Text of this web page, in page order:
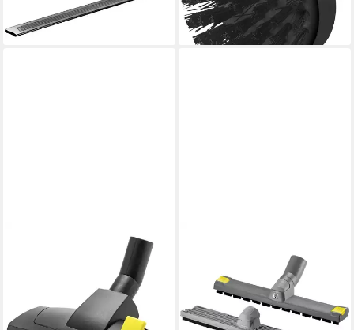
22,89 €
lieferbar - in 4-5 Werktagen bei dir
lieferbar - in 3-4 Werktagen bei dir
KÄRCHER PROFESSIONAL
Kombidüse Umschaltbare
Bodendüse, DN 35, Breite
270 mm, mit Parkhaken
31,47 €
lieferbar - in 4-5 Werktagen bei dir
Nass-/Trockenbodendüse,
Adv, DN 35, Breite 360 mm
2.889-152.0